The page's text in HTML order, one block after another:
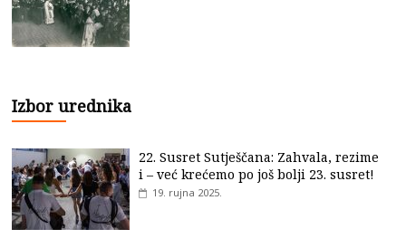
Izbor urednika
22. Susret Sutješčana: Zahvala, rezime
i – već krećemo po još bolji 23. susret!
19. rujna 2025.